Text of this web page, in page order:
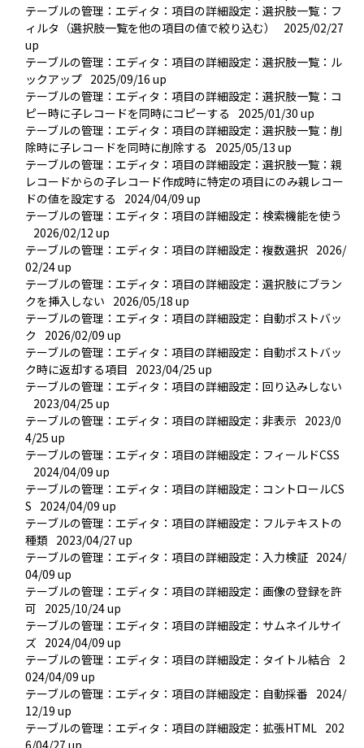
テーブルの管理：エディタ：項目の詳細設定：選択肢一覧：フ
ィルタ（選択肢一覧を他の項目の値で絞り込む）
2025/02/27
up
テーブルの管理：エディタ：項目の詳細設定：選択肢一覧：ル
ックアップ 2025/09/16 up
テーブルの管理：エディタ：項目の詳細設定：選択肢一覧：コ
ピー時に子レコードを同時にコピーする
2025/01/30 up
テーブルの管理：エディタ：項目の詳細設定：選択肢一覧：削
除時に子レコードを同時に削除する
2025/05/13 up
テーブルの管理：エディタ：項目の詳細設定：選択肢一覧：親
レコードからの子レコード作成時に特定の項目にのみ親レコー
ドの値を設定する
2024/04/09 up
テーブルの管理：エディタ：項目の詳細設定：検索機能を使う
2026/02/12 up
テーブルの管理：エディタ：項目の詳細設定：複数選択 2026/
02/24 up
テーブルの管理：エディタ：項目の詳細設定：選択肢にブラン
クを挿入しない 2026/05/18 up
テーブルの管理：エディタ：項目の詳細設定：自動ポストバッ
ク
2026/02/09 up
テーブルの管理：エディタ：項目の詳細設定：自動ポストバッ
ク時に返却する項目 2023/04/25 up
テーブルの管理：エディタ：項目の詳細設定：回り込みしない
2023/04/25 up
テーブルの管理：エディタ：項目の詳細設定：非表示 2023/0
4/25 up
テーブルの管理：エディタ：項目の詳細設定：フィールドCSS
2024/04/09 up
テーブルの管理：エディタ：項目の詳細設定：コントロールCS
S 2024/04/09 up
テーブルの管理：エディタ：項目の詳細設定：フルテキストの
種類 2023/04/27 up
テーブルの管理：エディタ：項目の詳細設定：入力検証 2024/
04/09 up
テーブルの管理：エディタ：項目の詳細設定：画像の登録を許
可 2025/10/24 up
テーブルの管理：エディタ：項目の詳細設定：サムネイルサイ
ズ 2024/04/09 up
テーブルの管理：エディタ：項目の詳細設定：タイトル結合 2
024/04/09 up
テーブルの管理：エディタ：項目の詳細設定：自動採番 2024/
12/19 up
テーブルの管理：エディタ：項目の詳細設定：拡張HTML 202
6/04/27 up